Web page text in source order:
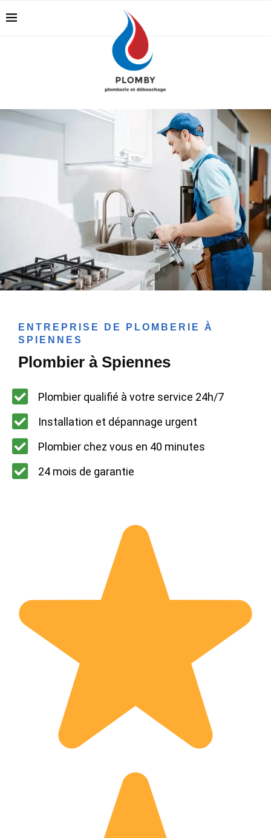
ENTREPRISE DE PLOMBERIE À
SPIENNES
Plombier à Spiennes
Plombier qualifié à votre service 24h/7
Installation et dépannage urgent
Plombier chez vous en 40 minutes
24 mois de garantie